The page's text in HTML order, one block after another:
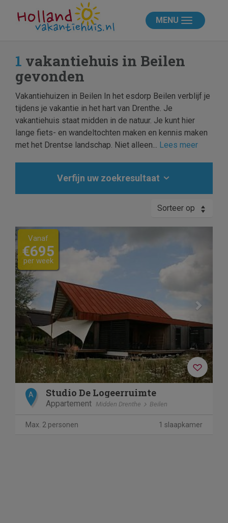
MENU
1 vakantiehuis in Beilen
gevonden
Vakantiehuizen in Beilen In het esdorp Beilen verblijf je
tijdens je vakantie in het hart van Drenthe. Je
vakantiehuis staat midden in de natuur. Je kunt hier
lange fiets- en wandeltochten maken en kennis maken
met het Drentse landschap. Niet alleen... Lees meer
Verfijn uw zoekresultaat
Sorteer op
Previous
Vanaf
€695
per week
A Studio De Logeerruimte
Appartement Midden Drenthe Beilen
Max. 2 personen 1 slaapkamer